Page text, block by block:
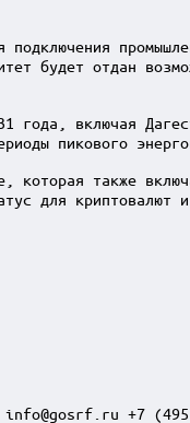
будет отдан
года, включая
пикового
которая также
для криптовалют
info@gosrf.ru +7